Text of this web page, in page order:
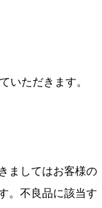
いただきます。
ましてはお客様の
。不良品に該当す